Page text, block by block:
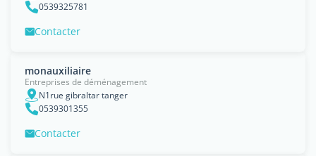
0539325781
Contacter
monauxiliaire
Entreprises de déménagement
N1rue gibraltar tanger
0539301355
Contacter